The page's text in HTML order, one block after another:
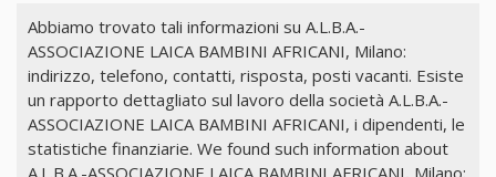
Abbiamo trovato tali informazioni su A.L.B.A.-
ASSOCIAZIONE LAICA BAMBINI AFRICANI, Milano:
indirizzo, telefono, contatti, risposta, posti vacanti. Esiste
un rapporto dettagliato sul lavoro della società A.L.B.A.-
ASSOCIAZIONE LAICA BAMBINI AFRICANI, i dipendenti, le
statistiche finanziarie. We found such information about